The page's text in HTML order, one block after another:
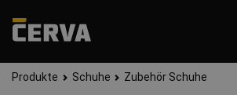
Produkte Schuhe Zubehör Schuhe